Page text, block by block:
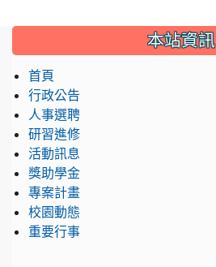
::: 本站資訊
首頁
行政公告
人事選聘
研習進修
活動訊息
獎助學金
專案計畫
校園動態
重要行事